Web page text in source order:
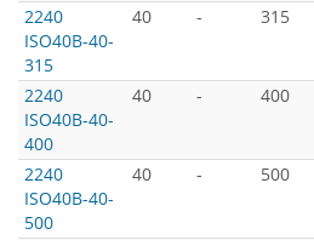
2240
ISO40B-40-
315
40 - 315
2240
ISO40B-40-
400
40 - 400
2240
ISO40B-40-
500
40 - 500